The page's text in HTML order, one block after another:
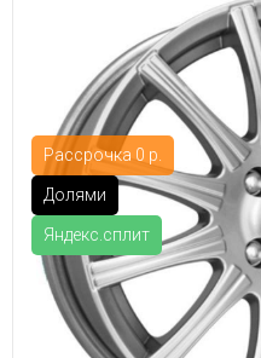
Рассрочка 0 р.
Долями
Яндекс.сплит